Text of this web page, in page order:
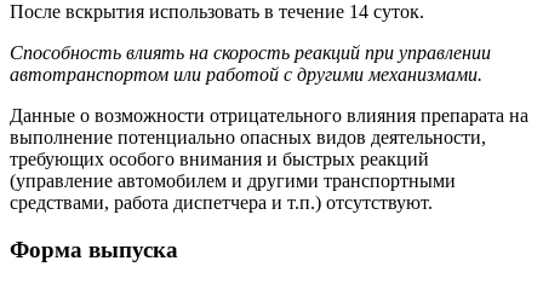
После вскрытия использовать в течение 14 суток.
Способность влиять на скорость реакций при управлении
автотранспортом или работой с другими механизмами.
Данные о возможности отрицательного влияния препарата на
выполнение потенциально опасных видов деятельности,
требующих особого внимания и быстрых реакций
(управление автомобилем и другими транспортными
средствами, работа диспетчера и т.п.) отсутствуют.
Форма выпуска